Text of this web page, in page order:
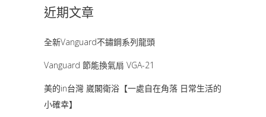
近期文章
全新Vanguard不鏽鋼系列龍頭
Vanguard 節能換氣扇 VGA-21
美的in台灣 崴閣衛浴【一處自在角落 日常生活的
小確幸】